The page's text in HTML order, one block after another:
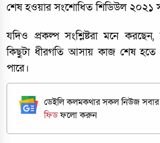
শেষ হওয়ার সংশোধিত শিডিউল ২০২১
যদিও প্রকল্প সংশ্লিষ্টরা মনে করছেন,
কিছুটা ধীরগতি আসায় কাজ শেষ
পারে।
ডেইলি কলমকথার সকল নিউজ
ফিডফলো করুন